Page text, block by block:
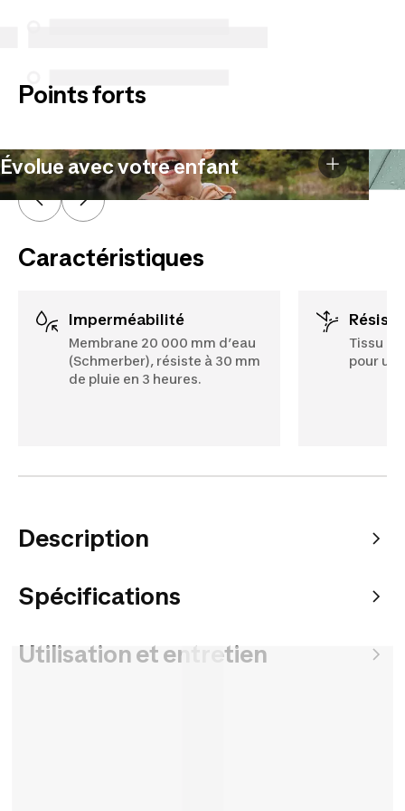
Points forts
Évolue avec votre enfant
Caractéristiques
Imperméabilité
Membrane 20 000 mm d’eau
(Schmerber), résiste à 30 mm
de pluie en 3 heures.
Tissu
pour
Description
Spécifications
Utilisation et entretien